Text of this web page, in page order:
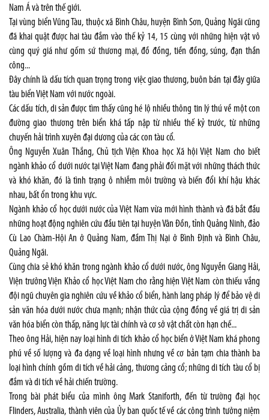
Nam Á và trên thế giới.
Tại vùng biển Vũng Tàu, thuộc xã Bình Châu, huyện Bình Sơn, Quảng Ngãi cũng
đã khai quật được hai tàu đắm vào thế kỷ 14, 15 cùng với những hiện vật vô
cùng quý giá như gốm sứ thương mại, đồ đồng, tiền đồng, súng, đạn thần
công...
Đây chính là dấu tích quan trọng trong việc giao thương, buôn bán tại đây giữa
tàu biển Việt Nam với nước ngoài.
Các dấu tích, di sản được tìm thấy cũng hé lộ nhiều thông tin lý thú về một con
đường giao thương trên biển khá tấp nập từ nhiều thế kỷ trước, từ những
chuyến hải trình xuyên đại dương của các con tàu cổ.
Ông Nguyễn Xuân Thắng, Chủ tịch Viện Khoa học Xã hội Việt Nam cho biết
ngành khảo cổ dưới nước tại Việt Nam đang phải đối mặt với những thách thức
và khó khăn, đó là tình trạng ô nhiễm môi trường và biến đổi khí hậu khác
nhau, bất ổn trong khu vực.
Ngành khảo cổ học dưới nước của Việt Nam vừa mới hình thành và đã bắt đầu
những hoạt động nghiên cứu đầu tiên tại huyện Vân Đồn, tỉnh Quảng Ninh, đảo
Cù Lao Chàm-Hội An ở Quảng Nam, đầm Thị Nại ở Bình Định và Bình Châu,
Quảng Ngãi.
Cùng chia sẻ khó khăn trong ngành khảo cổ dưới nước, ông Nguyễn Giang Hải,
Viện trưởng Viện Khảo cổ học Việt Nam cho rằng hiện Việt Nam còn thiếu vắng
đội ngũ chuyên gia nghiên cứu về khảo cổ biển, hành lang pháp lý để bảo vệ di
sản văn hóa dưới nước chưa mạnh; nhận thức của cộng đồng về giá trị di sản
văn hóa biển còn thấp, năng lực tài chính và cơ sở vật chất còn hạn chế...
Theo ông Hải, hiện nay loại hình di tích khảo cổ học biển ở Việt Nam khá phong
phú về số lượng và đa dạng về loại hình nhưng về cơ bản tạm chia thành ba
loại hình chính gồm di tích về hải cảng, thương cảng cổ; những di tích tàu cổ bị
đắm và di tích về hải chiến trường.
Trong bài phát biểu của mình ông Mark Staniforth, đến từ trường đại học
Flinders, Australia, thành viên của Ủy ban quốc tế về các công trình tưởng niệm